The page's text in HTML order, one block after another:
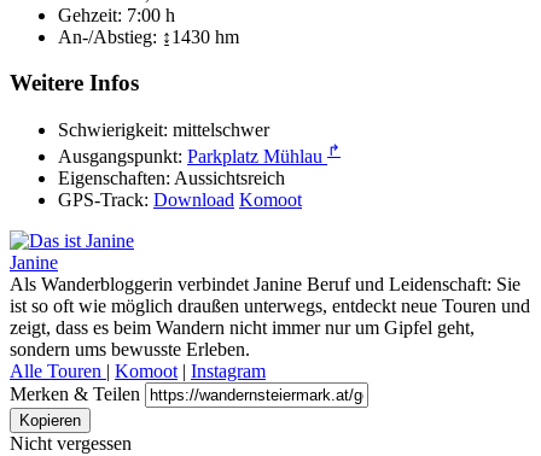
Gehzeit: 7:00 h
An-/Abstieg: ↨1430 hm
Weitere Infos
Schwierigkeit: mittelschwer
Ausgangspunkt: Parkplatz Mühlau ↱
Eigenschaften: Aussichtsreich
GPS-Track: Download Komoot
Janine
Als Wanderbloggerin verbindet Janine Beruf und Leidenschaft: Sie
ist so oft wie möglich draußen unterwegs, entdeckt neue Touren und
zeigt, dass es beim Wandern nicht immer nur um Gipfel geht,
sondern ums bewusste Erleben.
Alle Touren | Komoot | Instagram
Merken & Teilen
Kopieren
Nicht vergessen